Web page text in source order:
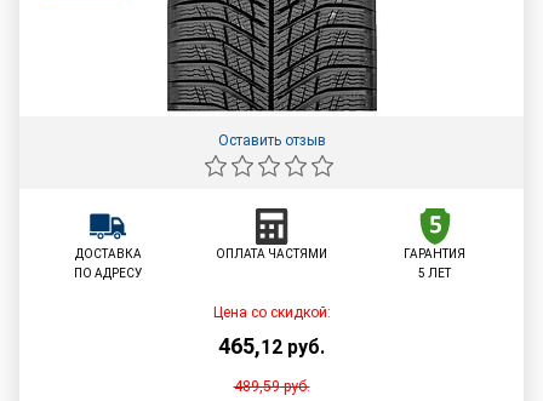
Оставить отзыв
ДОСТАВКА
ПО АДРЕСУ
ОПЛАТА ЧАСТЯМИ
ГАРАНТИЯ
5 ЛЕТ
Цена со скидкой:
465,12 руб.
489,59руб.